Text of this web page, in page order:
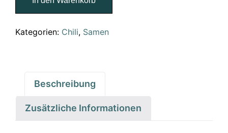
Menge
Kategorien: Chili, Samen
Beschreibung
Zusätzliche Informationen